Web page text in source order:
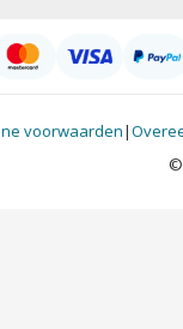
voorwaarden|
©